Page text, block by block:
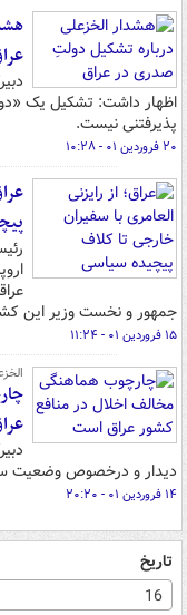
اظهار داشت: تشکیل یک
پذیرفتنی نیست.
۲۰ فروردین ۰۱ - ۱۰:۲۸
جمهور و نخست وزیر این
۱۵ فروردین ۰۱ - ۱۱:۲۴
دیدار و درخصوص وضعیت
۱۴ فروردین ۰۱ - ۲۰:۲۰
تاریخ
16